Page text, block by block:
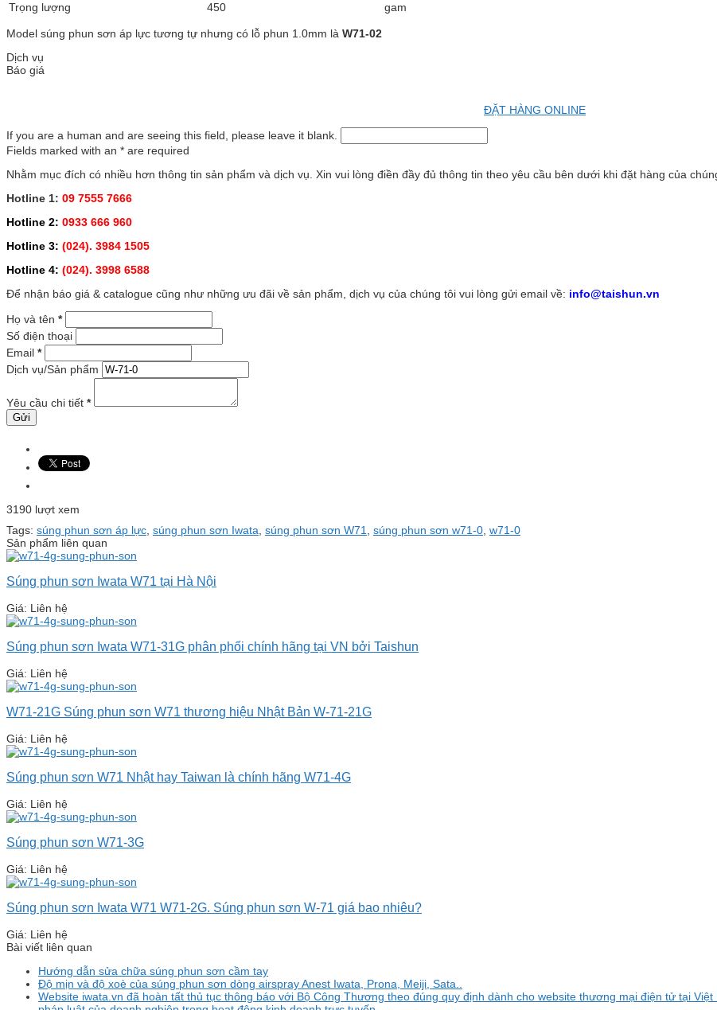
Trọng lượng
450 gam
Model súng phun sơn áp lực tương tự nhưng có lỗ phun 1.0mm là W71-02
Dịch vụ
Báo giá
ĐẶT HÀNG ONLINE
If you are a human and are seeing this field, please leave it blank.
Fields marked with an * are required
Nhằm mục đích có nhiều hơn thông tin sản phẩm và dịch vụ. Xin vui lòng điền đầy đủ thông tin theo yêu cầu bên dưới khi đặt hàng của
Hotline 1: 09 7555 7666
Hotline 2: 0933 666 960
Hotline 3: (024). 3984 1505
Hotline 4: (024). 3998 6588
Để nhận báo giá & catalogue cũng như những ưu đãi về sản phẩm, dịch vụ của chúng tôi vui lòng gửi email về: info@taishun.vn
Họ và tên *
Số điện thoại
Email *
Dịch vụ/Sản phẩm
Yêu cầu chi tiết *
3190 lượt xem
Tags: súng phun sơn áp lực súng phun sơn Iwata súng phun sơn W71 súng phun sơn w71-0 w71-0
Sản phẩm liên quan
Súng phun sơn Iwata W71 tại Hà Nội
Giá: Liên hệ
Súng phun sơn Iwata W71-31G phân phối chính hãng tại VN bởi Taishun
Giá: Liên hệ
W71-21G Súng phun sơn W71 thương hiệu Nhật Bản W-71-21G
Giá: Liên hệ
Súng phun sơn W71 Nhật hay Taiwan là chính hãng W71-4G
Giá: Liên hệ
Súng phun sơn W71-3G
Giá: Liên hệ
Súng phun sơn Iwata W71 W71-2G. Súng phun sơn W-71 giá bao nhiêu?
Giá: Liên hệ
Bài viết liên quan
Hướng dẫn sửa chữa súng phun sơn cầm tay
Độ mịn và độ xoè của súng phun sơn dòng airspray Anest Iwata, Prona, Meiji, Sata..
Website iwata.vn đã hoàn tất thủ tục thông báo với Bộ Công Thương theo đúng quy định dành cho website thương mại điện tử tại